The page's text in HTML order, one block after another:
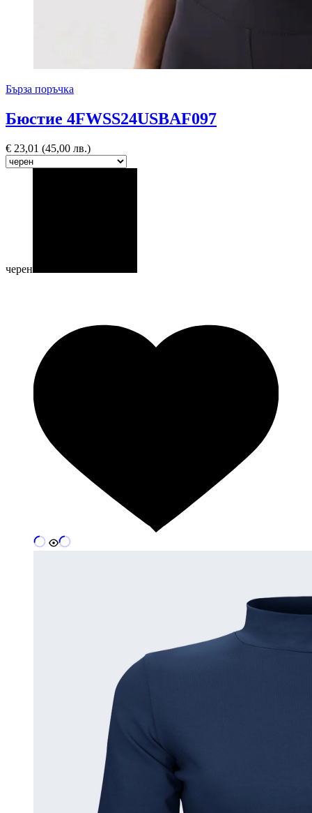
Бърза поръчка
Бюстие 4FWSS24USBAF097
€ 23,01 (45,00 лв.)
черен